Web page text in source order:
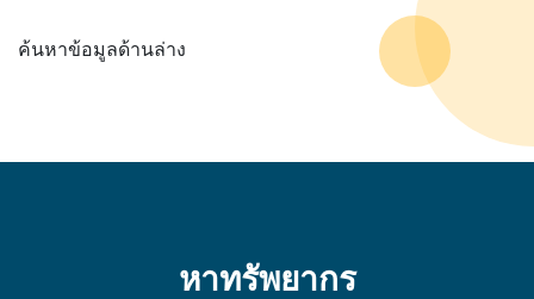
ค้นหาข้อมูลด้านล่าง
หาทรัพยากร